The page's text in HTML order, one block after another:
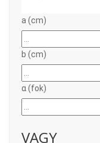
a (cm)
b (cm)
α (fok)
VAGY